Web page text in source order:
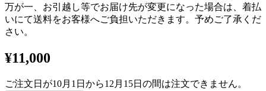
万が一、お引越し等でお届け先が変更になった場合は、着払
いにて送料をお客様へご負担いただきます。予めご了承くだ
さい。
¥11,000
ご注文日が10月1日から12月15日の間は注文できません。